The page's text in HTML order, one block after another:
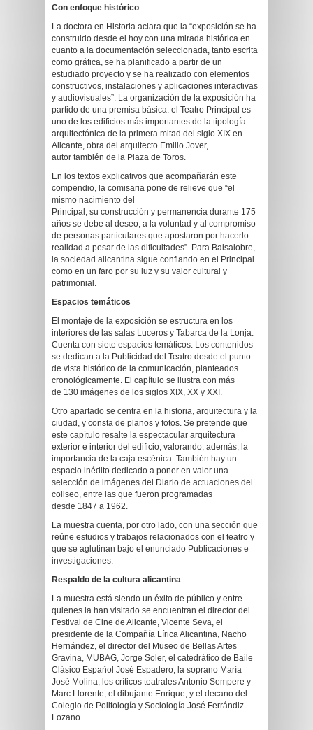
Con enfoque histórico
La doctora en Historia aclara que la “exposición se ha
construido desde el hoy con una mirada histórica en
cuanto a la documentación seleccionada, tanto escrita
como gráfica, se ha planificado a partir de un
estudiado proyecto y se ha realizado con elementos
constructivos, instalaciones y aplicaciones interactivas
y audiovisuales”. La organización de la exposición ha
partido de una premisa básica: el Teatro Principal es
uno de los edificios más importantes de la tipología
arquitectónica de la primera mitad del siglo XIX en
Alicante, obra del arquitecto Emilio Jover,
autor también de la Plaza de Toros.
En los textos explicativos que acompañarán este
compendio, la comisaria pone de relieve que “el
mismo nacimiento del
Principal, su construcción y permanencia durante 175
años se debe al deseo, a la voluntad y al compromiso
de personas particulares que apostaron por hacerlo
realidad a pesar de las dificultades”. Para Balsalobre,
la sociedad alicantina sigue confiando en el Principal
como en un faro por su luz y su valor cultural y
patrimonial.
Espacios temáticos
El montaje de la exposición se estructura en los
interiores de las salas Luceros y Tabarca de la Lonja.
Cuenta con siete espacios temáticos. Los contenidos
se dedican a la Publicidad del Teatro desde el punto
de vista histórico de la comunicación, planteados
cronológicamente. El capítulo se ilustra con más
de 130 imágenes de los siglos XIX, XX y XXI.
Otro apartado se centra en la historia, arquitectura y la
ciudad, y consta de planos y fotos. Se pretende que
este capítulo resalte la espectacular arquitectura
exterior e interior del edificio, valorando, además, la
importancia de la caja escénica. También hay un
espacio inédito dedicado a poner en valor una
selección de imágenes del Diario de actuaciones del
coliseo, entre las que fueron programadas
desde 1847 a 1962.
La muestra cuenta, por otro lado, con una sección que
reúne estudios y trabajos relacionados con el teatro y
que se aglutinan bajo el enunciado Publicaciones e
investigaciones.
Respaldo de la cultura alicantina
La muestra está siendo un éxito de público y entre
quienes la han visitado se encuentran el director del
Festival de Cine de Alicante, Vicente Seva, el
presidente de la Compañía Lírica Alicantina, Nacho
Hernández, el director del Museo de Bellas Artes
Gravina, MUBAG, Jorge Soler, el catedrático de Baile
Clásico Español José Espadero, la soprano María
José Molina, los críticos teatrales Antonio Sempere y
Marc Llorente, el dibujante Enrique, y el decano del
Colegio de Politología y Sociología José Ferrándiz
Lozano.